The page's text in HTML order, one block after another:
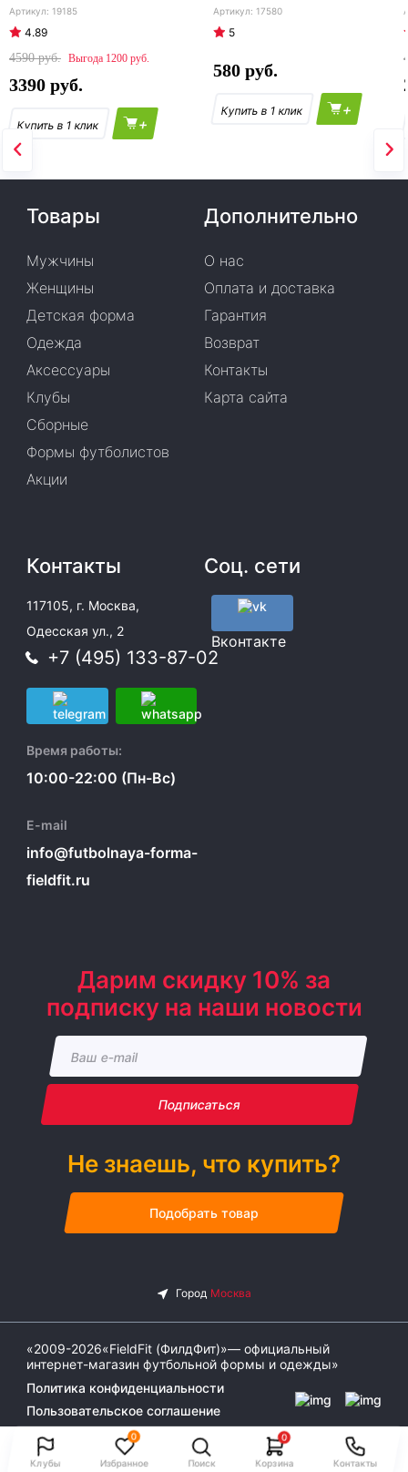
Клубы
0
Избранное Поиск
0
Корзина Контакты
19185
4.89
4590
1200
3390
+
17580
5
580
+
Товары
Мужчины
Женщины
Детская форма
Одежда
Аксессуары
Клубы
Сборные
Формы футболистов
Акции
Дополнительно
О нас
Оплата и доставка
Гарантия
Возврат
Контакты
Карта сайта
Контакты
117105, г. Москва,
Одесская ул., 2
+7 (495) 133-87-02
Время работы:
10:00-22:00 (Пн-Вс)
E-mail
info@futbolnaya-forma-
fieldfit.ru
Соц. сети
Вконтакте
Дарим скидку 10% за
подписку на наши новости
Подписаться
Не знаешь, что купить?
Подобрать товар
«2009-2026«FieldFit (ФилдФит)»— официальный
интернет-магазин футбольной формы и одежды»
Политика конфиденциальности
Пользовательское соглашение